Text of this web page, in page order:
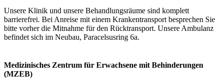
Unsere Klinik und unsere Behandlungsräume sind komplett
barrierefrei. Bei Anreise mit einem Krankentransport besprechen Sie
bitte vorher die Mitnahme für den Rücktransport. Unsere Ambulanz
befindet sich im Neubau, Paracelsusring 6a.
Medizinisches Zentrum für Erwachsene mit Behinderungen
(MZEB)